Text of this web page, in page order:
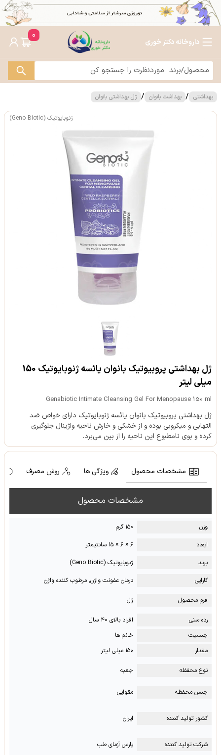
داروخانه دکتر خوری
0
بهداشتی / بهداشت بانوان / ژل بهداشتی بانوان
ژنوبایوتیک (Geno Biotic)
ژل بهداشتی پروبیوتیک بانوان یائسه ژنوبایوتیک 150
میلی لیتر
Genabiotic Intimate Cleansing Gel For Menopause 150 ml
ژل بهداشتی پروبیوتیک بانوان یائسه ژنوبایوتیک دارای خواص ضد
التهابی و میکروبی بوده و از خشکی و خارش ناحیه واژینال جلوگیری
کرده و بوی نامطبوع این ناحیه را از بین می‌برد.
مشخصات محصول ویژگی ها روش مصرف
مشخصات محصول
وزن
۱۵۰ گرم
ابعاد
۶ × ۶ × ۱۵ سانتیمتر
برند
ژنوبایوتیک (Geno Biotic)
کارایی
درمان عفونت واژن, مرطوب کننده واژن
فرم محصول ژل
رده سنی
افراد بالای ۴۰ سال
جنسیت
خانم ها
مقدار
۱۵۰ میلی لیتر
نوع محفظه جعبه
جنس محفظه مقوایی
کشور تولید کننده ایران
شرکت تولید کننده پارس آزمای طب